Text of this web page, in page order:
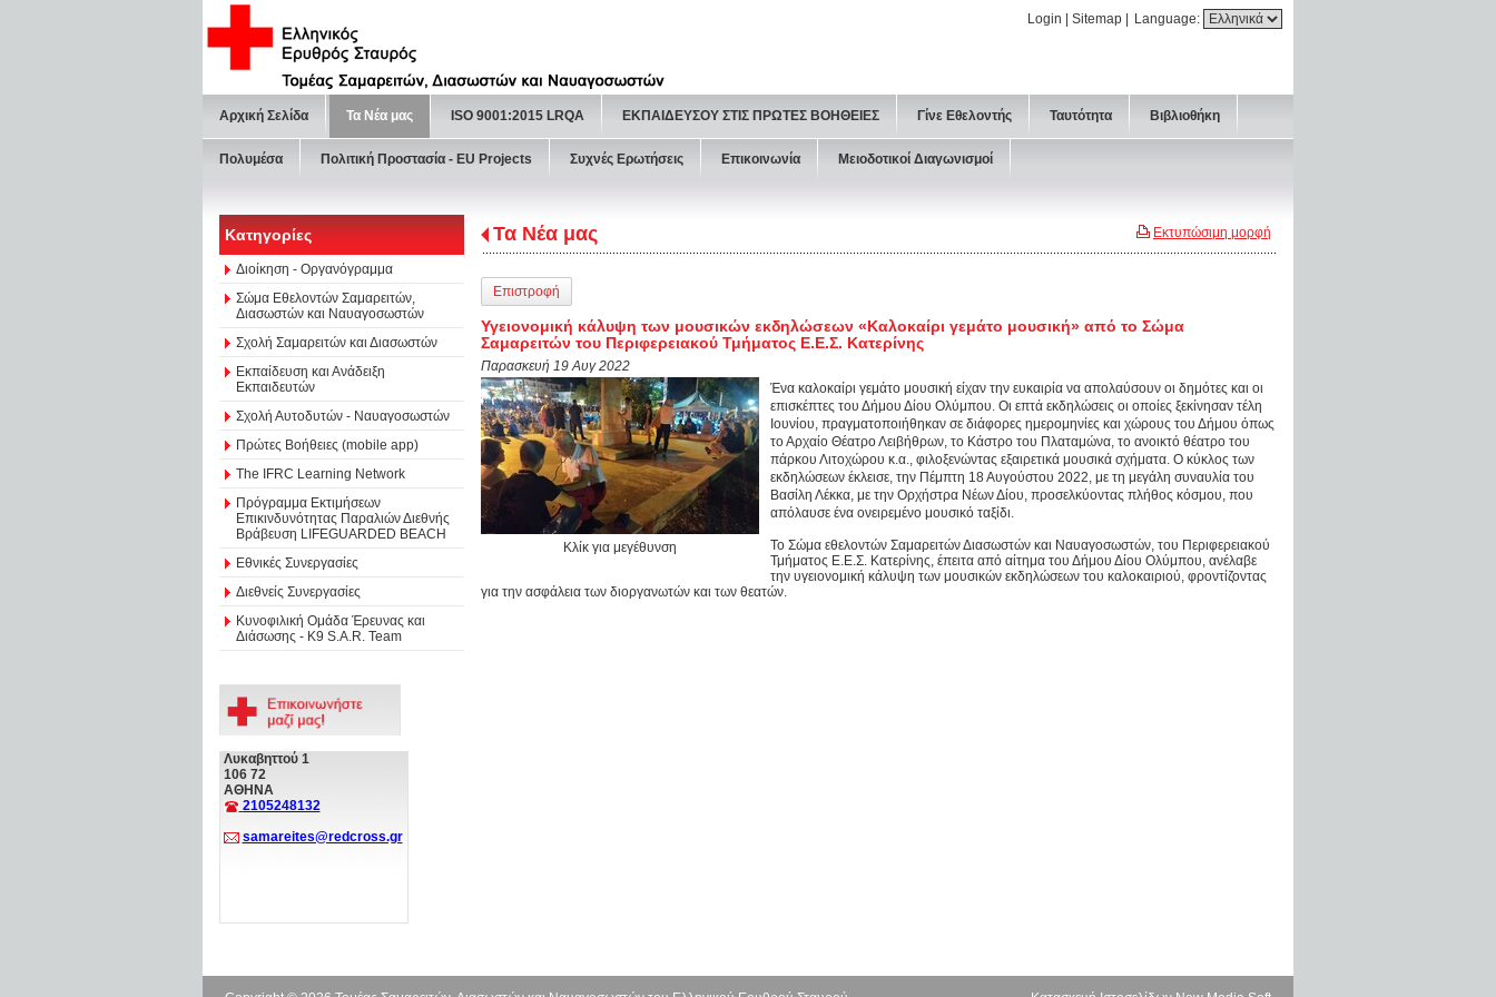
Language:
Login Sitemap
Αρχική Σελίδα Τα Νέα μας ISO 9001:2015 LRQA ΕΚΠΑΙΔΕΥΣΟΥ ΣΤΙΣ ΠΡΩΤΕΣ ΒΟΗΘΕΙΕΣ Γίνε Εθελοντής Ταυτότητα Βιβλιοθήκη
Πολυμέσα Πολιτική Προστασία - ΕU Projects Συχνές Ερωτήσεις Επικοινωνία Μειοδοτικοί Διαγωνισμοί
Κατηγορίες
Διοίκηση - Οργανόγραμμα
Σώμα Εθελοντών Σαμαρειτών,
Διασωστών και Ναυαγοσωστών
Σχολή Σαμαρειτών και Διασωστών
Εκπαίδευση και Ανάδειξη
Εκπαιδευτών
Σχολή Αυτοδυτών - Ναυαγοσωστών
Πρώτες Βοήθειες (mobile app)
The IFRC Learning Network
Πρόγραμμα Εκτιμήσεων
Επικινδυνότητας Παραλιών Διεθνής
Βράβευση LIFEGUARDED BEACH
Εθνικές Συνεργασίες
Διεθνείς Συνεργασίες
Κυνοφιλική Ομάδα Έρευνας και
Διάσωσης - Κ9 S.A.R. Team
Λυκαβηττού 1
106 72
ΑΘΗΝΑ
2105248132
samareites@redcross.gr
Εκτυπώσιμη μορφή
Τα Νέα μας
Επιστροφή
Υγειονομική κάλυψη των μουσικών εκδηλώσεων «Καλοκαίρι γεμάτο μουσική» από το Σώμα
Σαμαρειτών του Περιφερειακού Τμήματος Ε.Ε.Σ. Κατερίνης
Παρασκευή 19 Αυγ 2022
Κλίκ για μεγέθυνση
Ένα καλοκαίρι γεμάτο μουσική είχαν την ευκαιρία να απολαύσουν οι δημότες και οι
επισκέπτες του Δήμου Δίου Ολύμπου. Οι επτά εκδηλώσεις οι οποίες ξεκίνησαν τέλη
Ιουνίου, πραγματοποιήθηκαν σε διάφορες ημερομηνίες και χώρους του Δήμου όπως
το Αρχαίο Θέατρο Λειβήθρων, το Κάστρο του Πλαταμώνα, το ανοικτό θέατρο του
πάρκου Λιτοχώρου κ.α., φιλοξενώντας εξαιρετικά μουσικά σχήματα. Ο κύκλος των
εκδηλώσεων έκλεισε, την Πέμπτη 18 Αυγούστου 2022, με τη μεγάλη συναυλία του
Βασίλη Λέκκα, με την Ορχήστρα Νέων Δίου, προσελκύοντας πλήθος κόσμου, που
απόλαυσε ένα ονειρεμένο μουσικό ταξίδι.
Το Σώμα εθελοντών Σαμαρειτών Διασωστών και Ναυαγοσωστών, του Περιφερειακού
Τμήματος Ε.Ε.Σ. Κατερίνης, έπειτα από αίτημα του Δήμου Δίου Ολύμπου, ανέλαβε
την υγειονομική κάλυψη των μουσικών εκδηλώσεων του καλοκαιριού, φροντίζοντας
για την ασφάλεια των διοργανωτών και των θεατών.